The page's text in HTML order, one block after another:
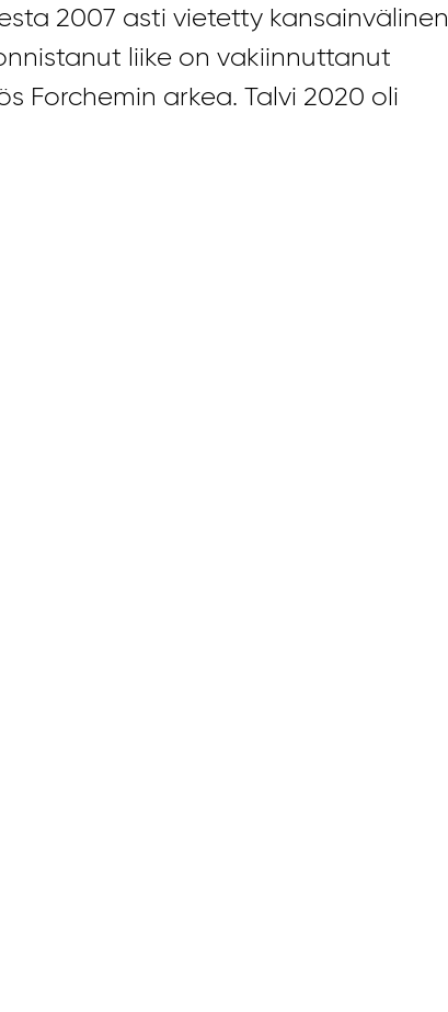
2007 asti vietetty kansainvälinen
liike on vakiinnuttanut
Forchemin arkea. Talvi 2020 oli